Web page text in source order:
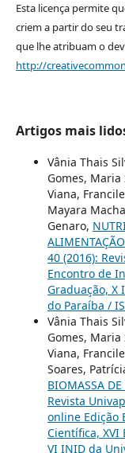
Esta licença permite
criem a partir do seu
que lhe atribuam o
http://
Artigos mais
Vânia Thais
Gomes, Maria
Viana,
Mayara
Genaro,
40 (2016):
Encontro de
Graduação, X
do Paraíba /
Vânia Thais
Gomes, Maria
Viana,
Soares,
BIOMASSA
Revista
online Edição
Científica, XVI
VI INID da